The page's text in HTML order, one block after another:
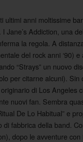
ultimi anni moltissime
I Jane’s Addiction, una
la regola. A
del rock anni ‘90)
“Strays” un nuovo
per citarne alcuni). Sin
di Los Angeles
nuovi fan. Sembra
De Lo Habitual” e
di fabbrica della band.
dopo le avventure